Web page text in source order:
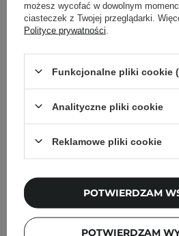
możesz wycofać w dowolnym
ciasteczek z Twojej przeglądarki.
Polityce prywatności
Funkcjonalne pliki cookie
Analityczne pliki cookie
Reklamowe pliki cookie
POTWIERDZAM
POTWIERDZAM